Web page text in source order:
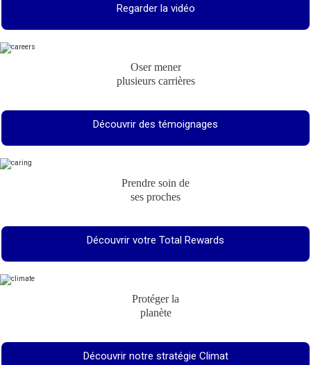
Regarder la vidéo
Oser mener
plusieurs carrières
Découvrir des témoignages
Prendre soin de
ses proches
Découvrir votre Total Rewards
Protéger la
planète
Découvrir notre stratégie Climat